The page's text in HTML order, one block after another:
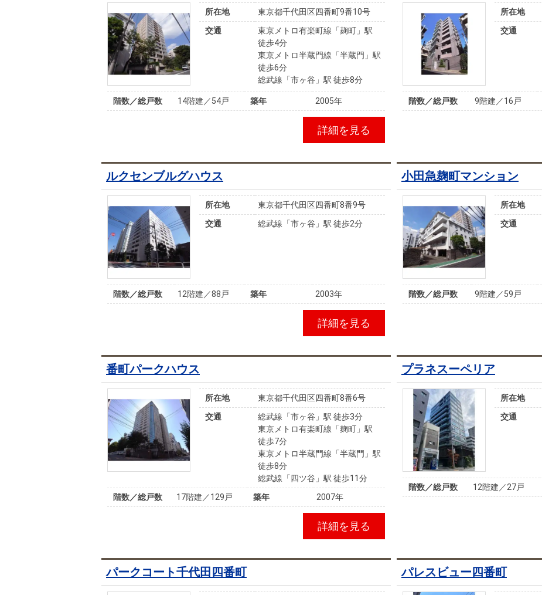
所在地
東京都千代田区四番町9番10号
交通
東京メトロ有楽町線「麹町」駅
徒歩4分
東京メトロ半蔵門線「半蔵門」駅
徒歩6分
総武線「市ヶ谷」駅 徒歩8分
階数／総戸数 14階建／54戸 築年 2005年
詳細を見る
所在地
交通
階数／総戸数 9階建／16戸
ルクセンブルグハウス
所在地
東京都千代田区四番町8番9号
交通
総武線「市ヶ谷」駅 徒歩2分
階数／総戸数 12階建／88戸 築年 2003年
詳細を見る
小田急麹町マンション
所在地
交通
階数／総戸数 9階建／59戸
番町パークハウス
所在地
東京都千代田区四番町8番6号
交通
総武線「市ヶ谷」駅 徒歩3分
東京メトロ有楽町線「麹町」駅
徒歩7分
東京メトロ半蔵門線「半蔵門」駅
徒歩8分
総武線「四ツ谷」駅 徒歩11分
階数／総戸数
17階建／129戸 築年 2007年
詳細を見る
プラネスーペリア
所在地
交通
階数／総戸数 12階建／27戸
パークコート千代田四番町 パレスビュー四番町